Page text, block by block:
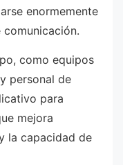
enormemente
como equipos
personal de
para
mejora
la capacidad de